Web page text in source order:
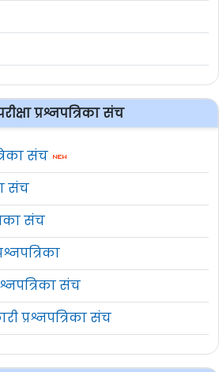
प्रश्नपत्रिका संच
संच
संच
संच
संच
प्रश्नपत्रिका संच